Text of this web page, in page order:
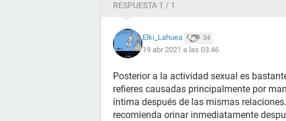
RESPUESTA 1 / 1
Elki_Lahuea 34
19 abr 2021 a las 03:46
Posterior a la actividad sexual es
refieres causadas principalmente por
íntima después de las mismas
recomienda orinar inmediatamente